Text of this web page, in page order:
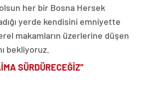
her bir Bosna Hersek
yerde kendisini emniyette
makamların üzerlerine düşen
bekliyoruz.
SÜRDÜRECEĞİZ”